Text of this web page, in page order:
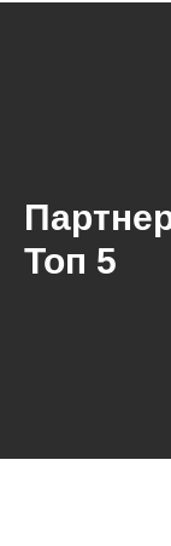
Топ 5